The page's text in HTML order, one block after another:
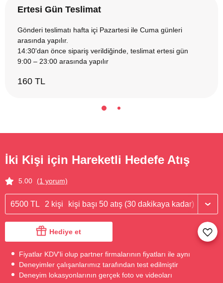
Ertesi Gün Teslimat
Gönderi teslimatı hafta içi Pazartesi ile Cuma günleri
arasında yapılır.
14:30'dan önce sipariş verildiğinde, teslimat ertesi gün
9:00 – 23:00 arasında yapılır
160 TL
İki Kişi için Hareketli Hedefe Atış
5.00 (1 yorum)
6500 TL 2 kişi kişi başı 50 atış (30 dakikaya kadar)
Hediye et
Fiyatlar KDV'li olup partner firmalarının fiyatları ile aynı
Deneyimler çalışanlarımız tarafından test edilmiştir
Deneyim lokasyonlarının gerçek foto ve videoları